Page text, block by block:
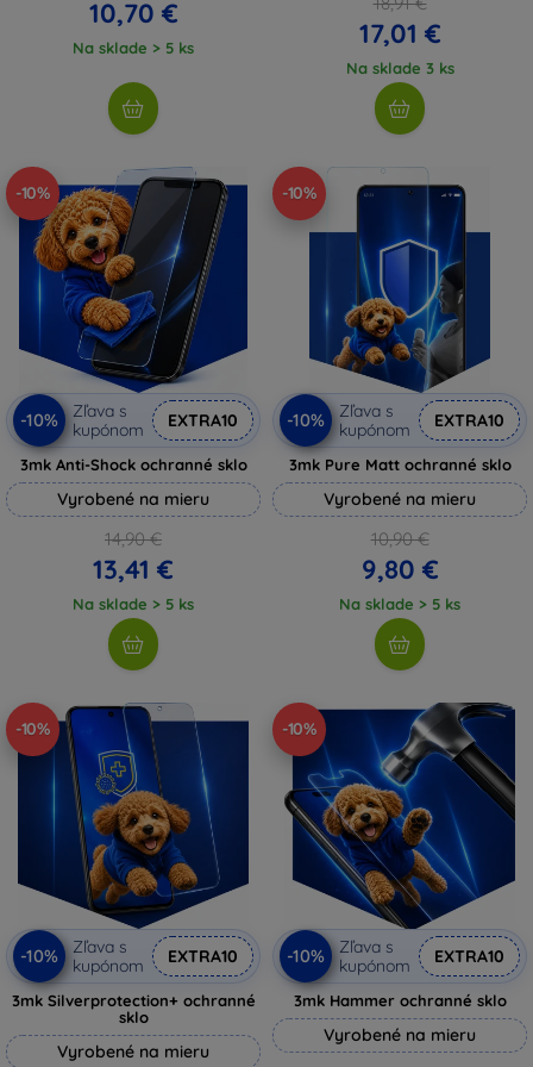
10,70 €
Na sklade > 5 ks 17,01 €
Na sklade 3 ks
-10%
-10%
Zľava s
kupónom
EXTRA10
3mk Anti-Shock ochranné sklo
Vyrobené na mieru
14,90 €
13,41 €
Na sklade > 5 ks
-10%
-10%
Zľava s
kupónom
EXTRA10
3mk Pure Matt ochranné sklo
Vyrobené na mieru
10,90 €
9,80 €
Na sklade > 5 ks
-10%
-10%
Zľava s
kupónom
EXTRA10
3mk Silverprotection+ ochranné
sklo
Vyrobené na mieru
-10%
-10%
Zľava s
kupónom
EXTRA10
3mk Hammer ochranné sklo
Vyrobené na mieru